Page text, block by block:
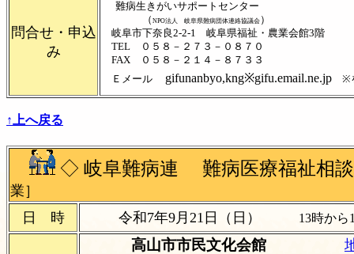
問合せ・申込
み
難病生きがいサポートセンター
（ NPO法人 岐阜県難病団体連絡協議会 ）
岐阜市下奈良2-2-1 岐阜県福祉・農業会館3階
TEL ０５８－２７３－０８７０
FAX ０５８－２１４－８７３３
Ｅメール
gifunanbyo,kng※gifu.email.ne.jp ※
↑上へ戻る
◇ 岐阜難病連 難病医療福祉相
業］
日 時
令和7年9月21日（日） 13時か
高山市市民文化会館